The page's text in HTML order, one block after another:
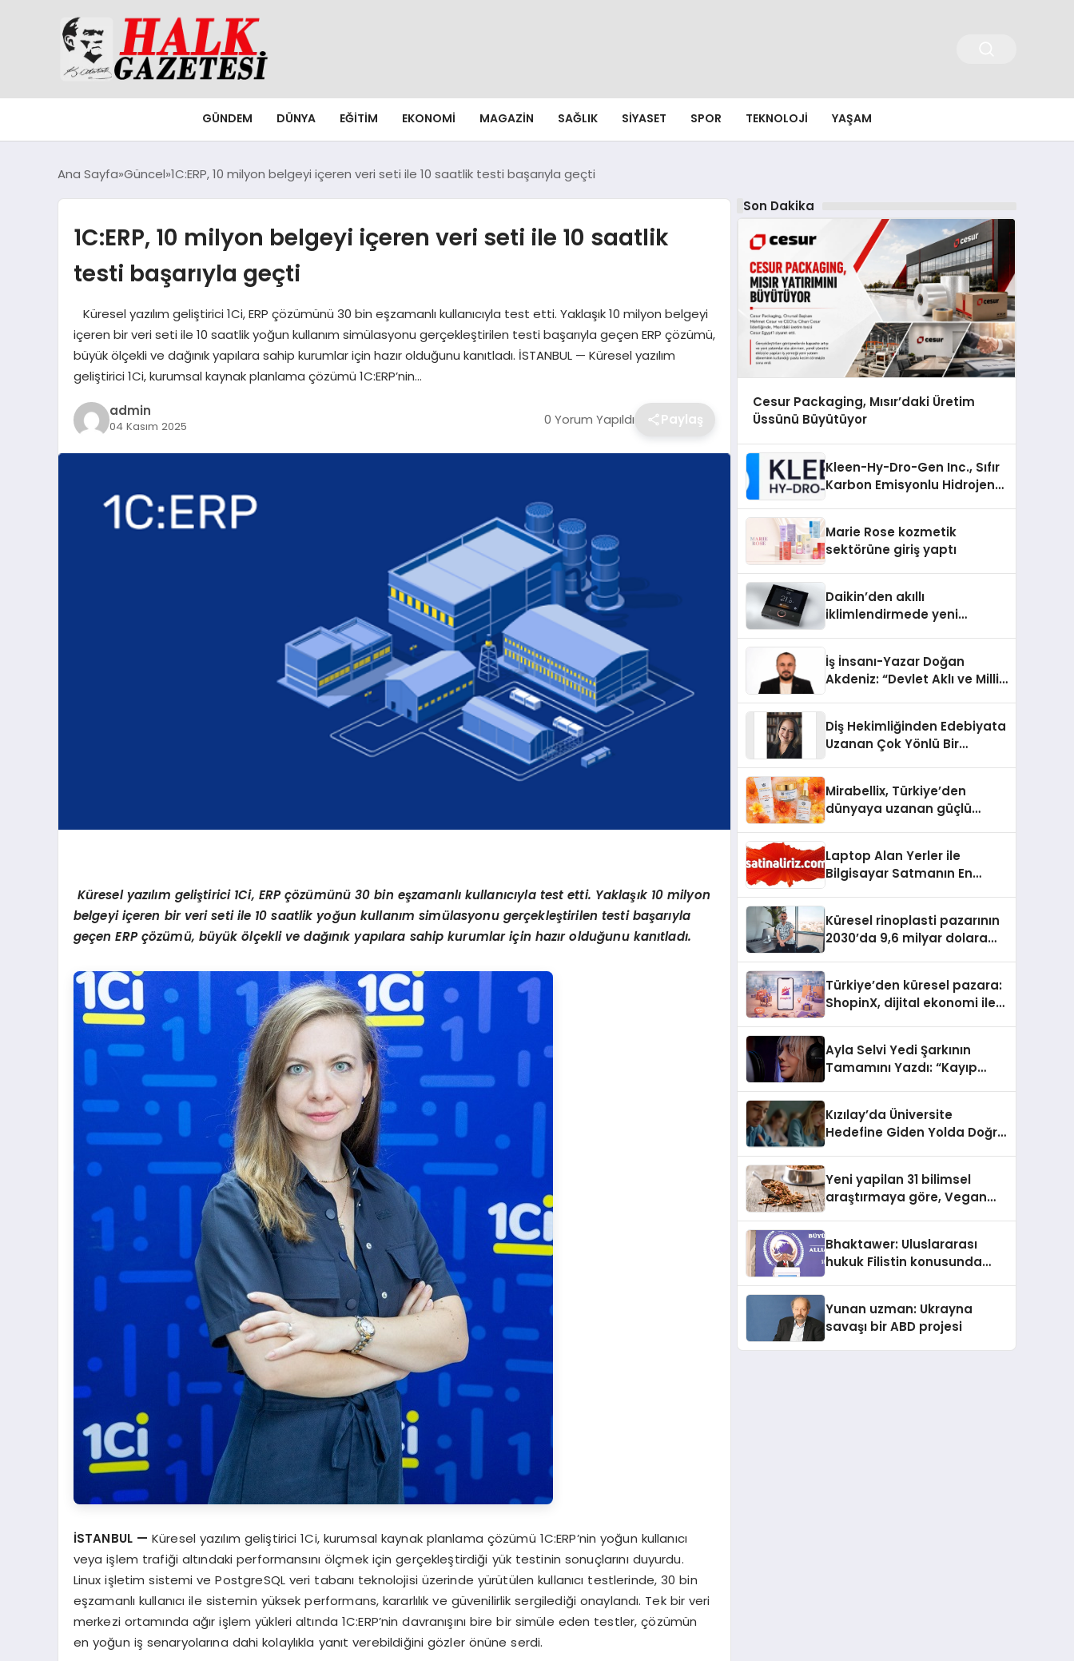
GÜNDEM DÜNYA EĞITIM EKONOMI MAGAZIN SAĞLIK SIYASET SPOR TEKNOLOJI YAŞAM
Ana Sayfa Güncel 1C:ERP, 10 milyon belgeyi içeren veri seti ile 10 saatlik testi başarıyla geçti
1C:ERP, 10 milyon belgeyi içeren veri seti ile 10 saatlik
testi başarıyla geçti
Küresel yazılım geliştirici 1Ci, ERP çözümünü 30 bin eşzamanlı kullanıcıyla test etti. Yaklaşık 10 milyon belgeyi
içeren bir veri seti ile 10 saatlik yoğun kullanım simülasyonu gerçekleştirilen testi başarıyla geçen ERP çözümü,
büyük ölçekli ve dağınık yapılara sahip kurumlar için hazır olduğunu kanıtladı. İSTANBUL — Küresel yazılım
geliştirici 1Ci, kurumsal kaynak planlama çözümü 1C:ERP’nin…
admin
04 Kasım 2025 0 Yorum Yapıldı Paylaş
Küresel yazılım geliştirici 1Ci, ERP çözümünü 30 bin eşzamanlı kullanıcıyla test etti. Yaklaşık 10 milyon
belgeyi içeren bir veri seti ile 10 saatlik yoğun kullanım simülasyonu gerçekleştirilen testi başarıyla
geçen ERP çözümü, büyük ölçekli ve dağınık yapılara sahip kurumlar için hazır olduğunu kanıtladı.
İSTANBUL — Küresel yazılım geliştirici 1Ci, kurumsal kaynak planlama çözümü 1C:ERP’nin yoğun kullanıcı
veya işlem trafiği altındaki performansını ölçmek için gerçekleştirdiği yük testinin sonuçlarını duyurdu.
Linux işletim sistemi ve PostgreSQL veri tabanı teknolojisi üzerinde yürütülen kullanıcı testlerinde, 30 bin
eşzamanlı kullanıcı ile sistemin yüksek performans, kararlılık ve güvenilirlik sergilediği onaylandı. Tek bir veri
merkezi ortamında ağır işlem yükleri altında 1C:ERP’nin davranışını bire bir simüle eden testler, çözümün
en yoğun iş senaryolarına dahi kolaylıkla yanıt verebildiğini gözler önüne serdi.
Son Dakika
Cesur Packaging, Mısır’daki Üretim
Üssünü Büyütüyor
Kleen-Hy-Dro-Gen Inc., Sıfır
Karbon Emisyonlu Hidrojen
Aldı
Marie Rose kozmetik
sektörüne giriş yaptı
Daikin’den akıllı
iklimlendirmede yeni
İş İnsanı-Yazar Doğan
Akdeniz: “Devlet Aklı ve Milli
Diş Hekimliğinden Edebiyata
Uzanan Çok Yönlü Bir
Mirabellix, Türkiye’den
dünyaya uzanan güçlü
Laptop Alan Yerler ile
Bilgisayar Satmanın En
Küresel rinoplasti pazarının
2030’da 9,6 milyar dolara
Türkiye’den küresel pazara:
ShopinX, dijital ekonomi ile
Ayla Selvi Yedi Şarkının
Tamamını Yazdı: “Kayıp
Kızılay’da Üniversite
Hedefine Giden Yolda Doğru
Yeni yapilan 31 bilimsel
araştırmaya göre, Vegan
Sindirildiğini Ortaya Koydu
Bhaktawer: Uluslararası
hukuk Filistin konusunda
Yunan uzman: Ukrayna
savaşı bir ABD projesi